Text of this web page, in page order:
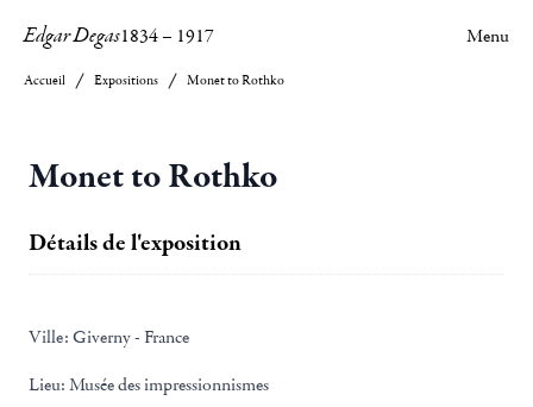
Edgar Degas1834– 1917 Menu
Accueil Expositions Monet to Rothko
Monet to Rothko
Détails de l'exposition
Ville: Giverny - France
Lieu: Musée des impressionnismes